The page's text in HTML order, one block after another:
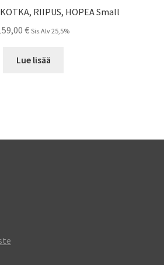
RIIPUS, HOPEA Small
€ Sis.Alv 25,5%
Lue lisää